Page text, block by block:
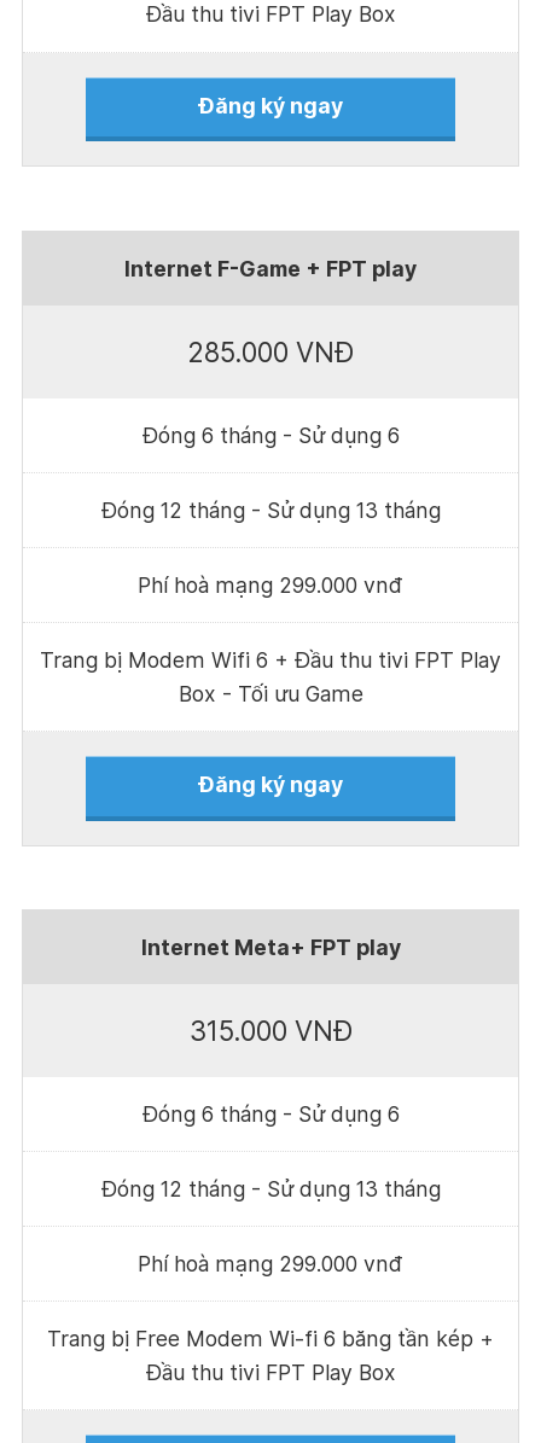
Đầu thu tivi FPT Play Box
Đăng ký ngay
Internet F-Game + FPT play
285.000 VNĐ
Đóng 6 tháng - Sử dụng 6
Đóng 12 tháng - Sử dụng 13 tháng
Phí hoà mạng 299.000 vnđ
Trang bị Modem Wifi 6 + Đầu thu tivi FPT Play
Box - Tối ưu Game
Đăng ký ngay
Internet Meta+ FPT play
315.000 VNĐ
Đóng 6 tháng - Sử dụng 6
Đóng 12 tháng - Sử dụng 13 tháng
Phí hoà mạng 299.000 vnđ
Trang bị Free Modem Wi-fi 6 băng tần kép +
Đầu thu tivi FPT Play Box